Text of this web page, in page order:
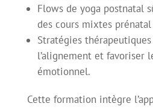
Flows de yoga postnatal
des cours mixtes
Stratégies
l’alignement et favoriser
émotionnel.
Cette formation intègre